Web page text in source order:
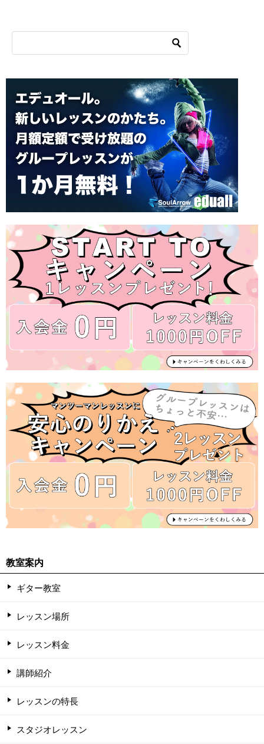
教室案内
ギター教室
レッスン場所
レッスン料金
講師紹介
レッスンの特長
スタジオレッスン